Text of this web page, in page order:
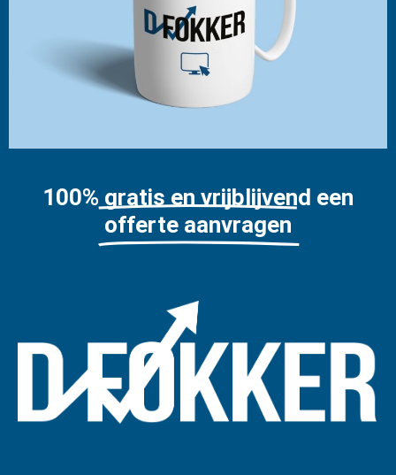
100% gratis en vrijblijvend een
offerte aanvragen